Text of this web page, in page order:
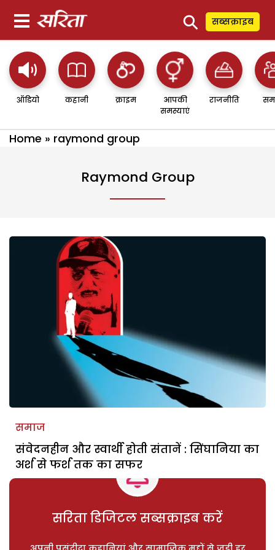
⚲ सब्सक्राइब
ऑडियो कहानी क्राइम
आपकी
समस्याएं
राजनीति
Home » raymond group
Raymond Group
समाज
संवेदनहीन और स्वार्थी होती संतानें : सिंघानिया का
अर्श से फर्श तक का सफर
सरिता डिजिटल सब्सक्राइब करें